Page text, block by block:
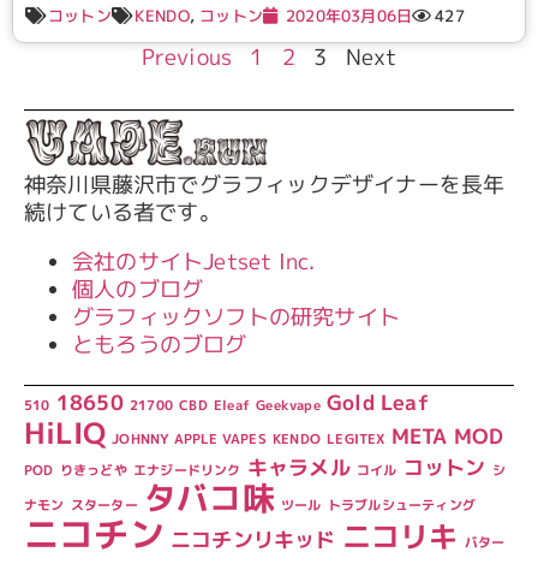
コットン KENDO, コットン 2020年03月06日 427
Previous 1 2 3 Next
神奈川県藤沢市でグラフィックデザイナーを長年
続けている者です。
会社のサイトJetset Inc.
個人のブログ
グラフィックソフトの研究サイト
ともろうのブログ
510 18650 21700 CBD Eleaf Geekvape Gold Leaf
HiLIQ JOHNNY APPLE VAPES KENDO LEGITEX META MOD
POD りきっどや エナジードリンク キャラメル コイル コットン シ
ナモン スターター タバコ味 ツール トラブルシューティング
ニコチン ニコチンリキッド ニコリキ バター